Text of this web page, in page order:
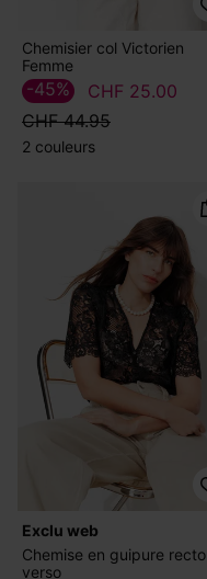
Chemisier col Victorien
Femme
CHF 25.00
CHF 44.95
-45%
2 couleurs
exclu web
Chemise en guipure recto
verso